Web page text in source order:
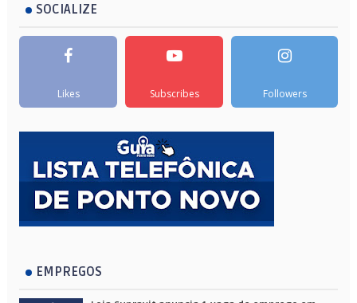
SOCIALIZE
Likes Subscribes Followers
EMPREGOS